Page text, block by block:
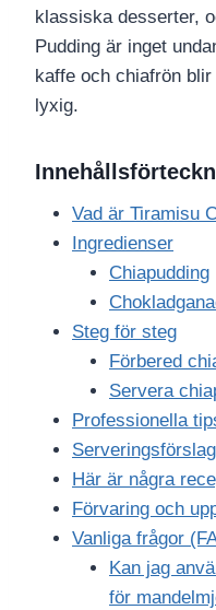
klassiska desserter,
Pudding är inget
kaffe och chiafrön
lyxig.
Vad är Tiramisu
Ingredienser
Chiapudding
Steg för steg
Förbered
Servera
Professionella
Här är några
Förvaring och
Vanliga frågor
Kan jag
för